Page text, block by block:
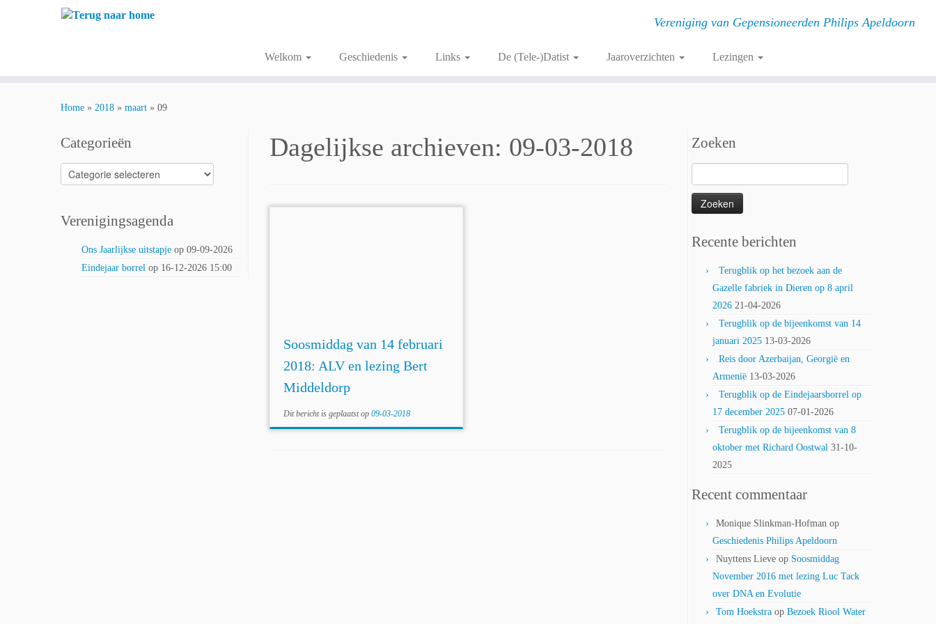
Vereniging van Gepensioneerden Philips Apeldoorn
Welkom Geschiedenis Links De (Tele-)Datist Jaaroverzichten Lezingen
Home » 2018 » maart » 09
Categorieën
Categorieën
Verenigingsagenda
Ons Jaarlijkse uitstapje op 09-09-2026
Eindejaar borrel op 16-12-2026 15:00
Dagelijkse archieven: 09-03-2018
Soosmiddag van 14 februari
2018: ALV en lezing Bert
Middeldorp
Dit bericht is geplaatst op09-03-2018
Zoeken
naar:
Recente berichten
Terugblik op het bezoek aan de
Gazelle fabriek in Dieren op 8 april
2026 21-04-2026
Terugblik op de bijeenkomst van 14
januari 2025 13-03-2026
Reis door Azerbaijan, Georgië en
Armenië 13-03-2026
Terugblik op de Eindejaarsborrel op
17 december 2025 07-01-2026
Terugblik op de bijeenkomst van 8
oktober met Richard Oostwal 31-10-
2025
Recent commentaar
Monique Slinkman-Hofman op
Geschiedenis Philips Apeldoorn
Nuyttens Lieve op Soosmiddag
November 2016 met lezing Luc Tack
over DNA en Evolutie
Tom Hoekstra op Bezoek Riool Water